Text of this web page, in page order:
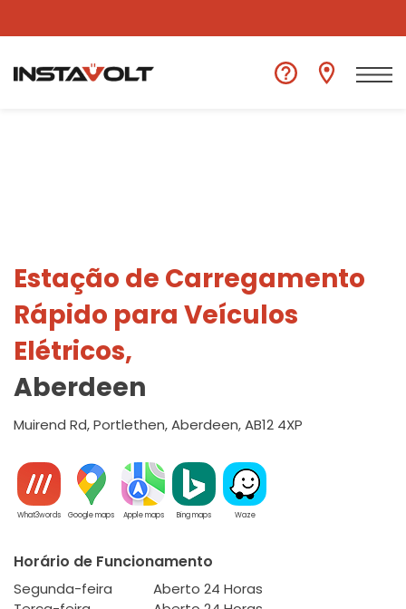
Ver outra localização
Estação de Carregamento
Rápido para Veículos
Elétricos,
Aberdeen
Muirend Rd, Portlethen, Aberdeen, AB12 4XP
What3words Google maps Apple maps Bing maps Waze
Horário de Funcionamento
Segunda-feira
Aberto 24 Horas